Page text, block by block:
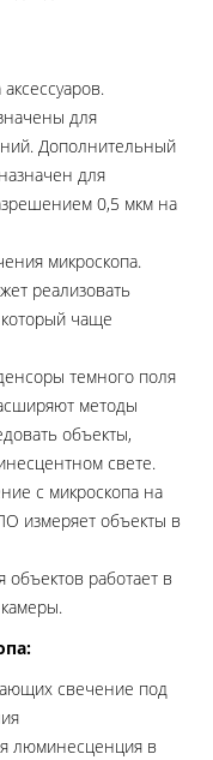
для
Дополнительный
для
0,5 мкм на
микроскопа.
реализовать
чаще
темного поля
методы
объекты,
свете.
с микроскопа на
измеряет объекты в
работает в
свечение под
люминесценция в